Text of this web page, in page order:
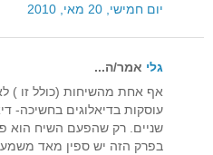
יום חמישי, 20 מאי, 2010
גלי אמר/ה...
אף אחת מהשיחות (כולל זו )
עוסקות בדיאלוגים בחשיכה-
שניים. רק שהפעם השיח הוא
בפרק הזה יש ספין מאד